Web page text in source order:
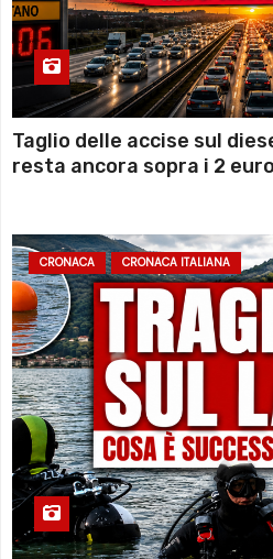
Taglio delle accise sul
resta ancora sopra i 2
CRONACA CRONACA ITALIANA